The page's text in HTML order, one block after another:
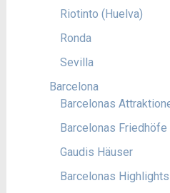
Riotinto (Huelva)
Ronda
Sevilla
Barcelona
Barcelonas
Barcelonas Friedhöfe
Gaudis Häuser
Barcelonas Highlights